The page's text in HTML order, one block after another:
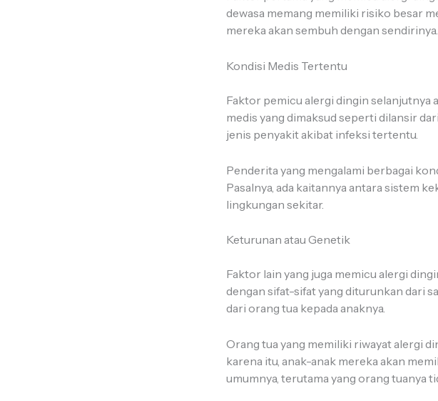
dewasa memang memiliki risiko besar
mereka akan sembuh dengan sendirinya.
Kondisi Medis Tertentu
Faktor pemicu alergi dingin selanjutnya
medis yang dimaksud seperti dilansir
jenis penyakit akibat infeksi tertentu.
Penderita yang mengalami berbagai
Pasalnya, ada kaitannya antara sistem
lingkungan sekitar.
Keturunan atau Genetik
Faktor lain yang juga memicu alergi
dengan sifat-sifat yang diturunkan dari
dari orang tua kepada anaknya.
Orang tua yang memiliki riwayat alergi
karena itu, anak-anak mereka akan
umumnya, terutama yang orang tuanya